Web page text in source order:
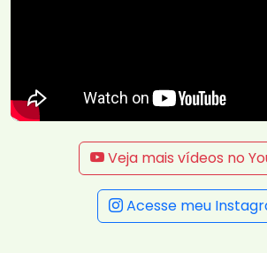
Veja mais vídeos no
Acesse meu